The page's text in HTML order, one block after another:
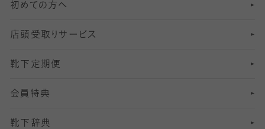
8分丈 レギンス
10分丈 レギンス
12分丈レギンス
13分丈レギンス
ロングホーズ
ヨガソックス・靴下
スポーツ用レッグウォーマー
SSサイズ（21～23cm）
Sサイズ（22～25cm）
Mサイズ（25～27cm）
冷えとり靴下
着圧・加圧タイツ
むくみ対策
足の疲れ対策
足の臭い対策
初めての方へ
店頭受取りサービス
靴下定期便
会員特典
靴下辞典